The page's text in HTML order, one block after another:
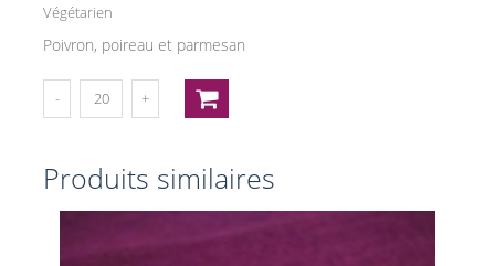
Végétarien
Poivron, poireau et parmesan
Produits similaires